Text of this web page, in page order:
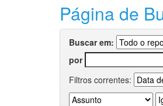
Página de
Buscar em:
por
Filtros correntes: